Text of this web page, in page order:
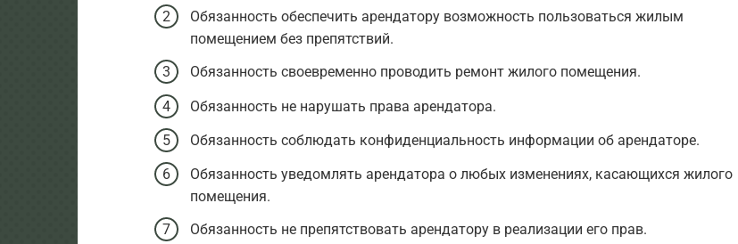
Обязанность обеспечить арендатору возможность пользоваться жилым
помещением без препятствий.
Обязанность своевременно проводить ремонт жилого помещения.
Обязанность не нарушать права арендатора.
Обязанность соблюдать конфиденциальность информации об арендаторе.
Обязанность уведомлять арендатора о любых изменениях, касающихся жилого
помещения.
Обязанность не препятствовать арендатору в реализации его прав.